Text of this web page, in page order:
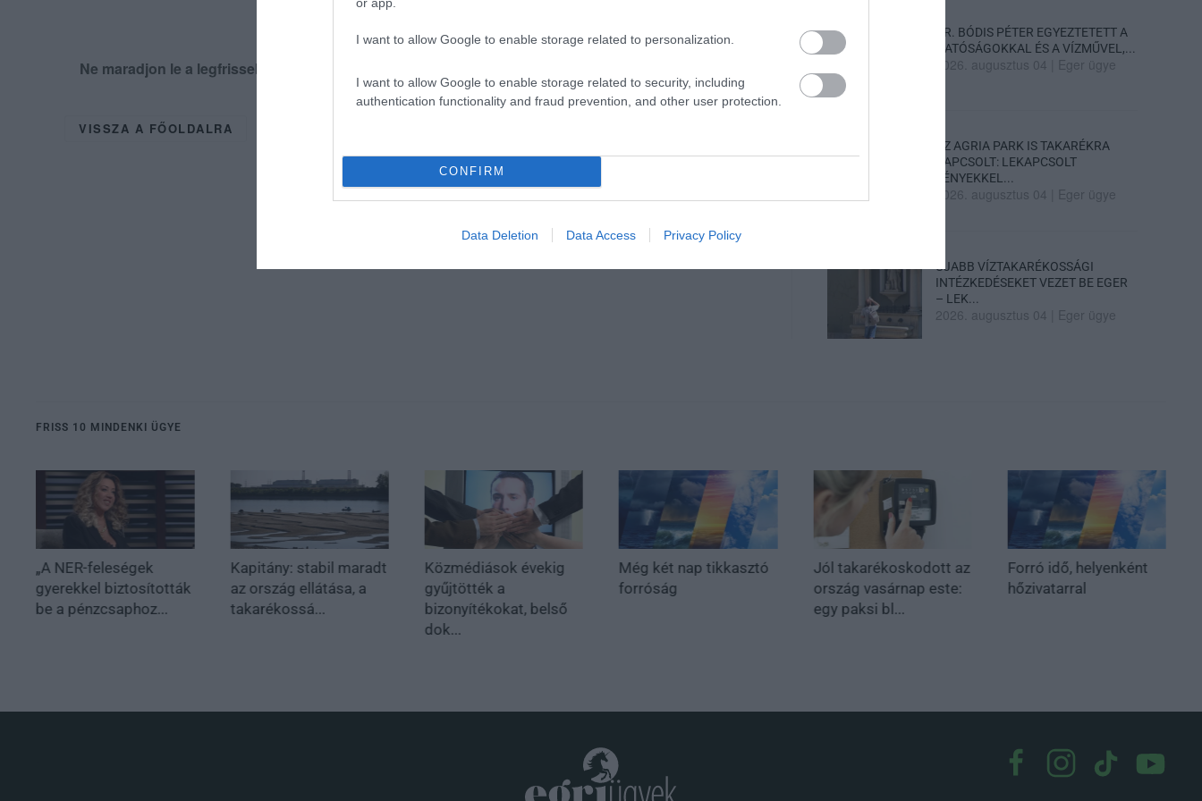
I want to allow Google to enable storage related to personalization.
I want to allow Google to enable storage related to security, including
authentication functionality and fraud prevention, and other user protection.
CONFIRM
Data Deletion Data Access Privacy Policy
Ne maradjon le a legfrissebb hírekről, kövessen bennünket az EGRI ÜGYEK Google Hírek oldalán!
VISSZA A FŐOLDALRA
DR. BÓDIS PÉTER EGYEZTETETT A
HATÓSÁGOKKAL ÉS A VÍZMŰVEL,...
2026. augusztus 04 Eger ügye
AZ AGRIA PARK IS TAKARÉKRA
KAPCSOLT: LEKAPCSOLT
FÉNYEKKEL...
2026. augusztus 04 Eger ügye
ÚJABB VÍZTAKARÉKOSSÁGI
INTÉZKEDÉSEKET VEZET BE EGER
– LEK...
2026. augusztus 04 Eger ügye
FRISS 10 MINDENKI ÜGYE
„A NER-feleségek
gyerekkel biztosították
be a pénzcsaphoz...
Kapitány: stabil maradt
az ország ellátása, a
takarékossá...
Közmédiások évekig
gyűjtötték a
bizonyítékokat, belső
dok...
Még két nap tikkasztó
forróság
Jól takarékoskodott az
ország vasárnap este:
egy paksi bl...
Forró idő, helyenként
hőzivatarral